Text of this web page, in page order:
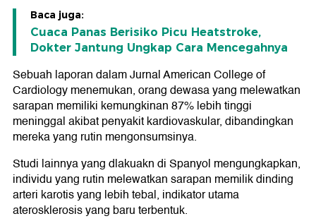
Baca juga:
Cuaca Panas Berisiko Picu Heatstroke,
Dokter Jantung Ungkap Cara Mencegahnya
Sebuah laporan dalam Jurnal American College of
Cardiology menemukan, orang dewasa yang melewatkan
sarapan memiliki kemungkinan 87% lebih tinggi
meninggal akibat penyakit kardiovaskular, dibandingkan
mereka yang rutin mengonsumsinya.
Studi lainnya yang dlakuakn di Spanyol mengungkapkan,
individu yang rutin melewatkan sarapan memilik dinding
arteri karotis yang lebih tebal, indikator utama
aterosklerosis yang baru terbentuk.